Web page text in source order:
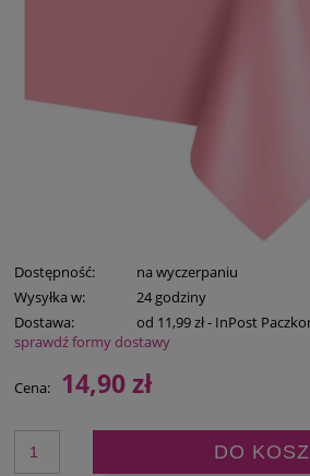
Dostępność:
na wyczerpaniu
Wysyłka w:
24 godziny
Dostawa:
od 11,99 zł- InPost
Cena nie zawiera ewentualnych kosztów
sprawdź formy dostawy
Cena: 14,90 zł
DO